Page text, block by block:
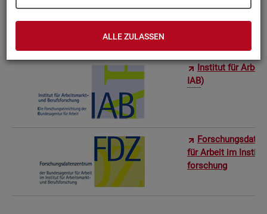
ALLE ZULASSEN
In­sti­tut für
IAB)
für Ar­beit im
for­schung